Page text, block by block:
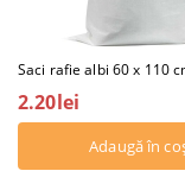
Saci rafie albi 60 x 110
2.20lei